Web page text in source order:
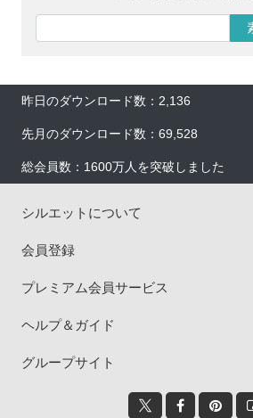
昨日のダウンロード数：2,136
先月のダウンロード数：69,528
総会員数：1600万人を突破しました
シルエットについて
会員登録
プレミアム会員サービス
ヘルプ＆ガイド
グループサイト